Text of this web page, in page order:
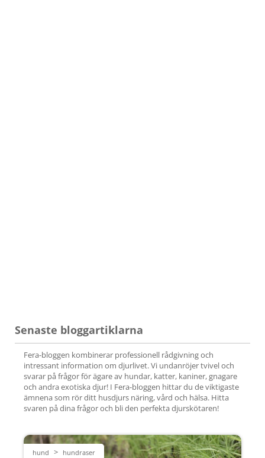
Senaste bloggartiklarna
Fera-bloggen kombinerar professionell rådgivning och
intressant information om djurlivet. Vi undanröjer tvivel och
svarar på frågor för ägare av hundar, katter, kaniner, gnagare
och andra exotiska djur! I Fera-bloggen hittar du de viktigaste
ämnena som rör ditt husdjurs näring, vård och hälsa. Hitta
svaren på dina frågor och bli den perfekta djurskötaren!
hund > hundraser